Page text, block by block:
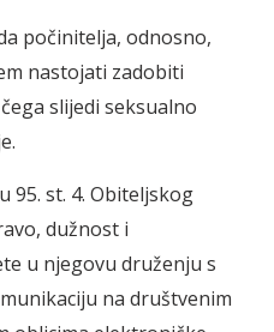
počinitelja, odnosno,
nastojati zadobiti
slijedi seksualno
95. st. 4. Obiteljskog
dužnost i
u njegovu druženju s
na društvenim